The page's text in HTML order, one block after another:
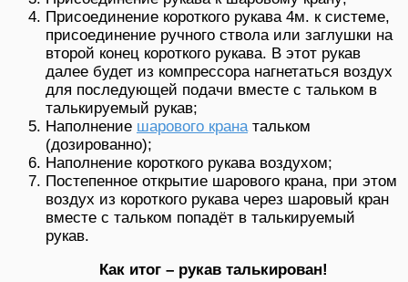
Присоединение короткого рукава 4м. к системе,
присоединение ручного ствола или заглушки на
второй конец короткого рукава. В этот рукав
далее будет из компрессора нагнетаться воздух
для последующей подачи вместе с тальком в
талькируемый рукав;
Наполнение шарового крана тальком
(дозированно);
Наполнение короткого рукава воздухом;
Постепенное открытие шарового крана, при этом
воздух из короткого рукава через шаровый кран
вместе с тальком попадёт в талькируемый
рукав.
Как итог – рукав талькирован!